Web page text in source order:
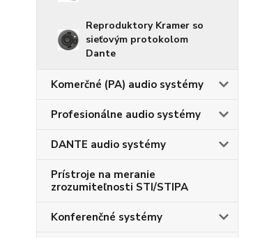
Reproduktory Kramer so
sieťovým protokolom
Dante
Komerčné (PA) audio systémy
Profesionálne audio systémy
DANTE audio systémy
Prístroje na meranie
zrozumiteľnosti STI/STIPA
Konferenčné systémy